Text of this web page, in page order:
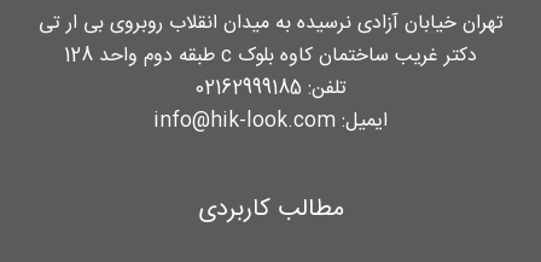
تهران خیابان آزادی نرسیده به میدان انقلاب روبروی بی ار تی
دکتر غریب ساختمان کاوه بلوک c طبقه دوم واحد 128
تلفن: 02162999185
ایمیل: info@hik-look.com
مطالب کاربردی